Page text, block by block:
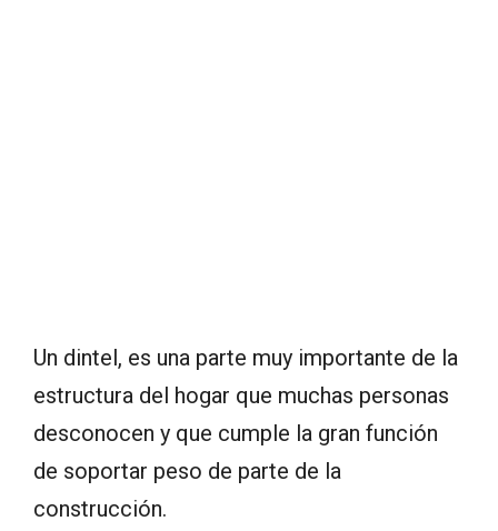
Un dintel, es una parte muy importante de la
estructura del hogar que muchas personas
desconocen y que cumple la gran función
de soportar peso de parte de la
construcción.